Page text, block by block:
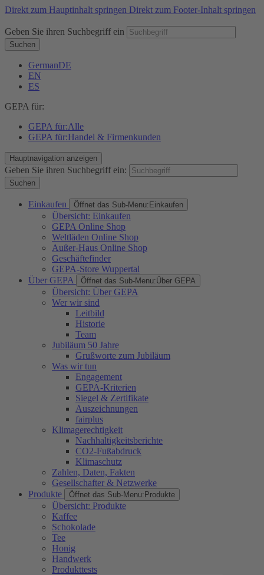
Direkt zum Hauptinhalt springen Direkt zum Footer-Inhalt springen
Geben Sie ihren Suchbegriff ein
Suchen
GermanDE
EN
ES
GEPA für:
GEPA für:Alle
GEPA für:Handel & Firmenkunden
Hauptnavigation anzeigen
Geben Sie ihren Suchbegriff ein:
Suchen
Einkaufen Öffnet das Sub-Menu: Einkaufen
Übersicht: Einkaufen
GEPA Online Shop
Weltläden Online Shop
Außer-Haus Online Shop
Geschäftefinder
GEPA-Store Wuppertal
Über GEPA
Öffnet das Sub-Menu:Über GEPA
Übersicht: Über GEPA
Wer wir sind
Leitbild
Historie
Team
Jubiläum 50 Jahre
Grußworte zum Jubiläum
Was wir tun
Engagement
GEPA-Kriterien
Siegel & Zertifikate
Auszeichnungen
fairplus
Klimagerechtigkeit
Nachhaltigkeitsberichte
CO2-Fußabdruck
Klimaschutz
Zahlen, Daten, Fakten
Gesellschafter & Netzwerke
Produkte
Öffnet das Sub-Menu: Produkte
Übersicht: Produkte
Kaffee
Schokolade
Tee
Honig
Handwerk
Produkttests